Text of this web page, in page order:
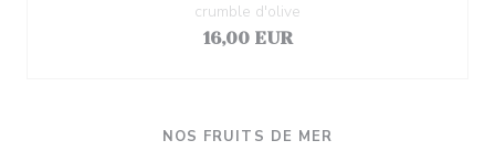
crumble d'olive
16,00 EUR
NOS FRUITS DE MER